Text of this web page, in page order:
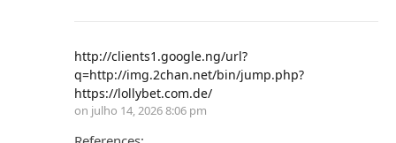
http://clients1.google.ng/url?
q=http://img.2chan.net/bin/jump.php?
https://lollybet.com.de/
on julho 14, 2026 8:06 pm